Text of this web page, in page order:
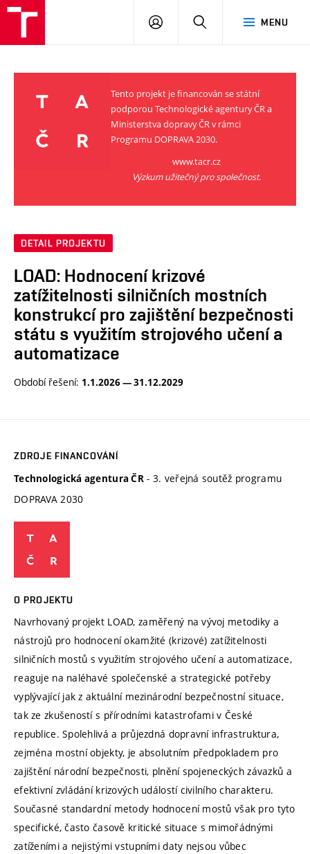
MENU
PŘIHLÁSIT
Tento projekt je financován se státní
podporou Technologické agentury ČR a
Ministerstva dopravy ČR v rámci
Programu DOPRAVA 2030.
www.tacr.cz
Výzkum užitečný pro společnost.
DETAIL PROJEKTU
LOAD: Hodnocení krizové
zatížitelnosti silničních mostních
konstrukcí pro zajištění bezpečnosti
státu s využitím strojového učení a
automatizace
Období řešení: 1.1.2026 — 31.12.2029
ZDROJE FINANCOVÁNÍ
Technologická agentura ČR - 3. veřejná soutěž programu
DOPRAVA 2030
O PROJEKTU
Navrhovaný projekt LOAD, zaměřený na vývoj metodiky a
nástrojů pro hodnocení okamžité (krizové) zatížitelnosti
silničních mostů s využitím strojového učení a automatizace,
reaguje na naléhavé společenské a strategické potřeby
vyplývající jak z aktuální mezinárodní bezpečnostní situace,
tak ze zkušeností s přírodními katastrofami v České
republice. Spolehlivá a průjezdná dopravní infrastruktura,
zejména mostní objekty, je absolutním předpokladem pro
zajištění národní bezpečnosti, plnění spojeneckých závazků a
efektivní zvládání krizových událostí civilního charakteru.
Současné standardní metody hodnocení mostů však pro tyto
specifické, často časově kritické situace s mimořádnými
zatíženími a nejistými vstupními daty nejsou vůbec